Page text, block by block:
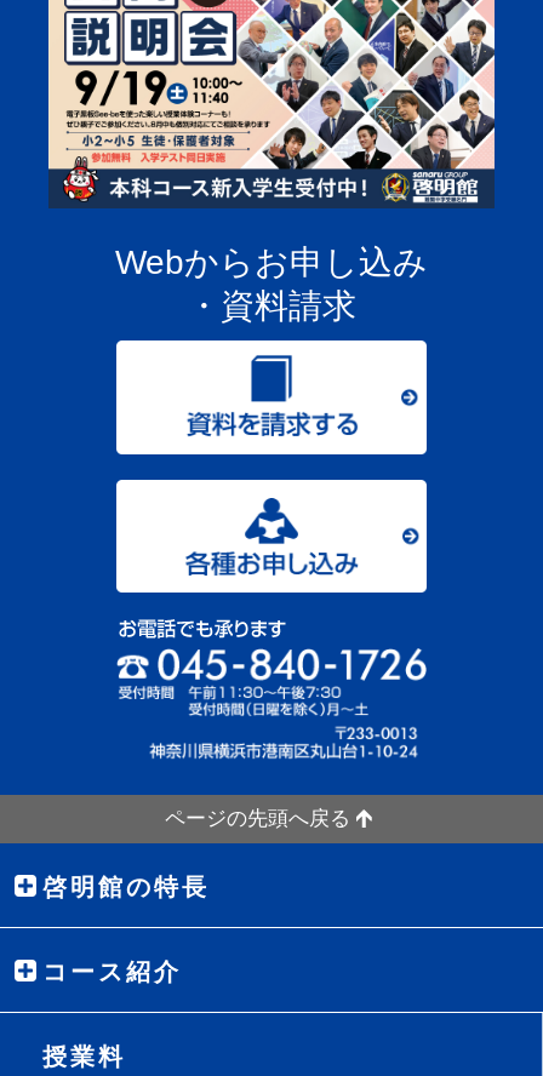
Webからお申し込み
・資料請求
ページの先頭へ戻る
啓明館の特長
コース紹介
授業料